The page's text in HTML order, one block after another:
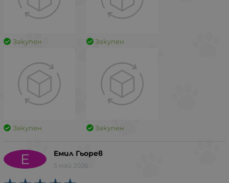
Закупен Закупен
Закупен Закупен
Е Емил Гьорев
5 май 2026